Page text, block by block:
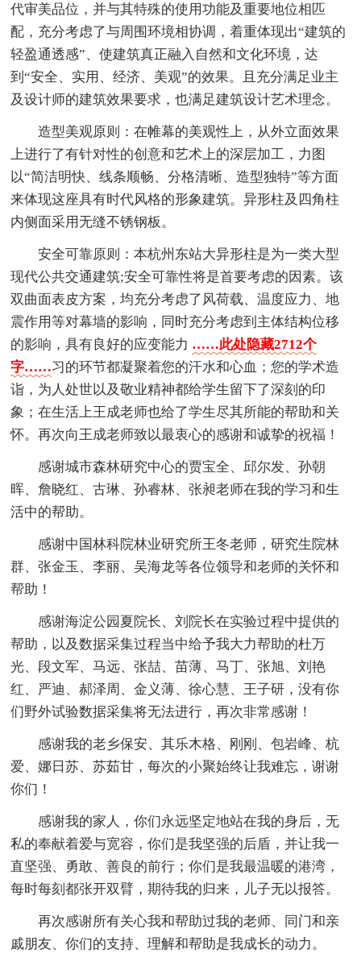
代审美品位，并与其特殊的使用功能及重要地位相匹
配，充分考虑了与周围环境相协调，着重体现出“建筑的
轻盈通透感”、使建筑真正融入自然和文化环境，达
到“安全、实用、经济、美观”的效果。且充分满足业主
及设计师的建筑效果要求，也满足建筑设计艺术理念。
造型美观原则：在帷幕的美观性上，从外立面效果
上进行了有针对性的创意和艺术上的深层加工，力图
以“简洁明快、线条顺畅、分格清晰、造型独特”等方面
来体现这座具有时代风格的形象建筑。异形柱及四角柱
内侧面采用无缝不锈钢板。
安全可靠原则：本杭州东站大异形柱是为一类大型
现代公共交通建筑;安全可靠性将是首要考虑的因素。该
双曲面表皮方案，均充分考虑了风荷载、温度应力、地
震作用等对幕墙的影响，同时充分考虑到主体结构位移
的影响，具有良好的应变能力 ……此处隐藏2712个
字……习的环节都凝聚着您的汗水和心血；您的学术造
诣，为人处世以及敬业精神都给学生留下了深刻的印
象；在生活上王成老师也给了学生尽其所能的帮助和关
怀。再次向王成老师致以最衷心的感谢和诚挚的祝福！
感谢城市森林研究中心的贾宝全、邱尔发、孙朝
晖、詹晓红、古琳、孙睿林、张昶老师在我的学习和生
活中的帮助。
感谢中国林科院林业研究所王冬老师，研究生院林
群、张金玉、李丽、吴海龙等各位领导和老师的关怀和
帮助！
感谢海淀公园夏院长、刘院长在实验过程中提供的
帮助，以及数据采集过程当中给予我大力帮助的杜万
光、段文军、马远、张喆、苗薄、马丁、张旭、刘艳
红、严迪、郝泽周、金义薄、徐心慧、王子研，没有你
们野外试验数据采集将无法进行，再次非常感谢！
感谢我的老乡保安、其乐木格、刚刚、包岩峰、杭
爱、娜日苏、苏茹甘，每次的小聚始终让我难忘，谢谢
你们！
感谢我的家人，你们永远坚定地站在我的身后，无
私的奉献着爱与宽容，你们是我坚强的后盾，并让我一
直坚强、勇敢、善良的前行；你们是我最温暖的港湾，
每时每刻都张开双臂，期待我的归来，儿子无以报答。
再次感谢所有关心我和帮助过我的老师、同门和亲
戚朋友、你们的支持、理解和帮助是我成长的动力。